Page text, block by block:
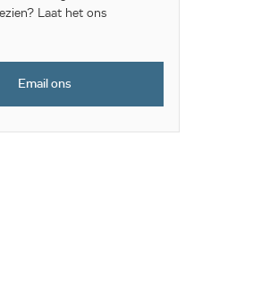
Laat het ons
Email ons